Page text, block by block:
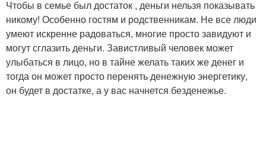
Чтобы в семье был достаток , деньги нельзя показывать
никому! Особенно гостям и родственникам. Не все люди
умеют искренне радоваться, многие просто завидуют и
могут сглазить деньги. Завистливый человек может
улыбаться в лицо, но в тайне желать таких же денег и
тогда он может просто перенять денежную энергетику,
он будет в достатке, а у вас начнется безденежье.